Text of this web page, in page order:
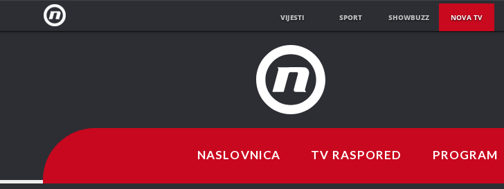
VIJESTI SPORT SHOWBUZZ NOVA TV
NASLOVNICA TV RASPORED PROGRAM